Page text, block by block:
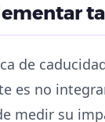
de
es no
medir su